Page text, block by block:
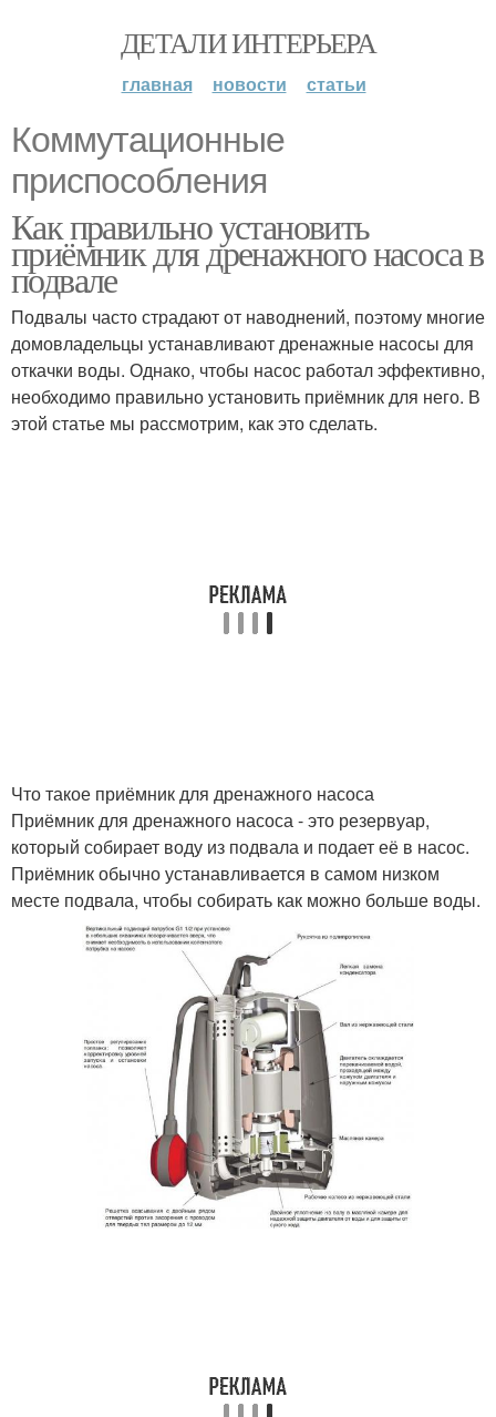
ДЕТАЛИ ИНТЕРЬЕРА
главная новости статьи
Коммутационные
приспособления
Как правильно установить
приёмник для дренажного насоса в
подвале
Подвалы часто страдают от наводнений, поэтому многие
домовладельцы устанавливают дренажные насосы для
откачки воды. Однако, чтобы насос работал эффективно,
необходимо правильно установить приёмник для него. В
этой статье мы рассмотрим, как это сделать.
Что такое приёмник для дренажного насоса
Приёмник для дренажного насоса - это резервуар,
который собирает воду из подвала и подает её в насос.
Приёмник обычно устанавливается в самом низком
месте подвала, чтобы собирать как можно больше воды.